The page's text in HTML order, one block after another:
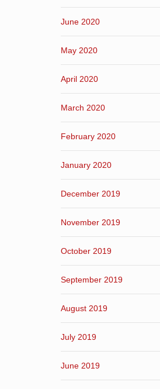
June 2020
May 2020
April 2020
March 2020
February 2020
January 2020
December 2019
November 2019
October 2019
September 2019
August 2019
July 2019
June 2019